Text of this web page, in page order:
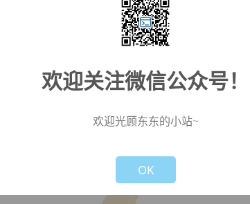
欢迎关注微信公众号！
欢迎光顾东东的小站~
OK